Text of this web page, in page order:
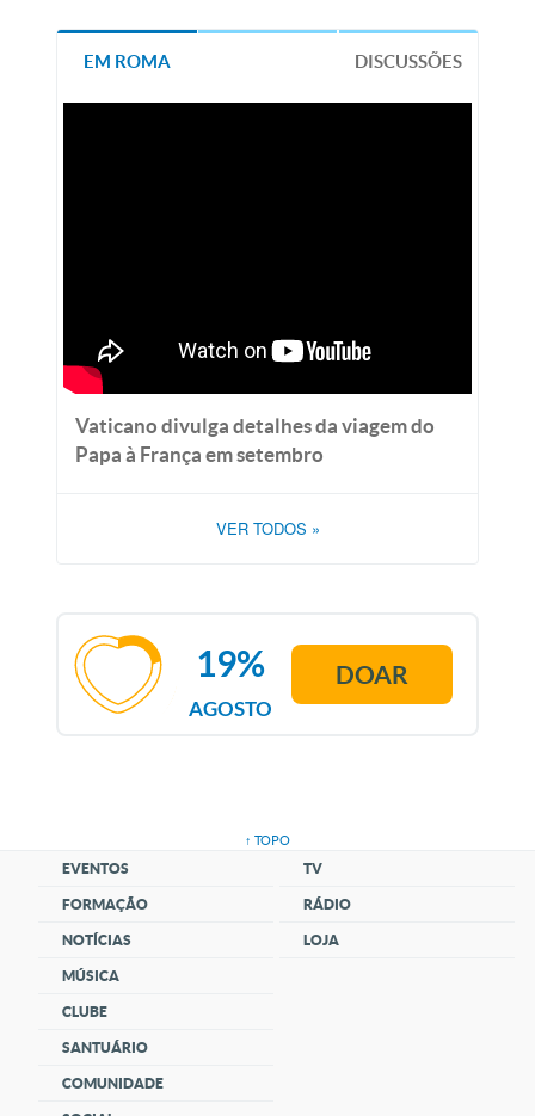
EM ROMA DISCUSSÕES
Vaticano divulga detalhes da viagem do
Papa à França em setembro
VER TODOS »
AGOSTO
19% DOAR
↑ TOPO
EVENTOS
FORMAÇÃO
NOTÍCIAS
MÚSICA
CLUBE
SANTUÁRIO
COMUNIDADE
TV
RÁDIO
LOJA